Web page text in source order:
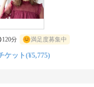
120分 満足度募集中
ケット(¥5,775)